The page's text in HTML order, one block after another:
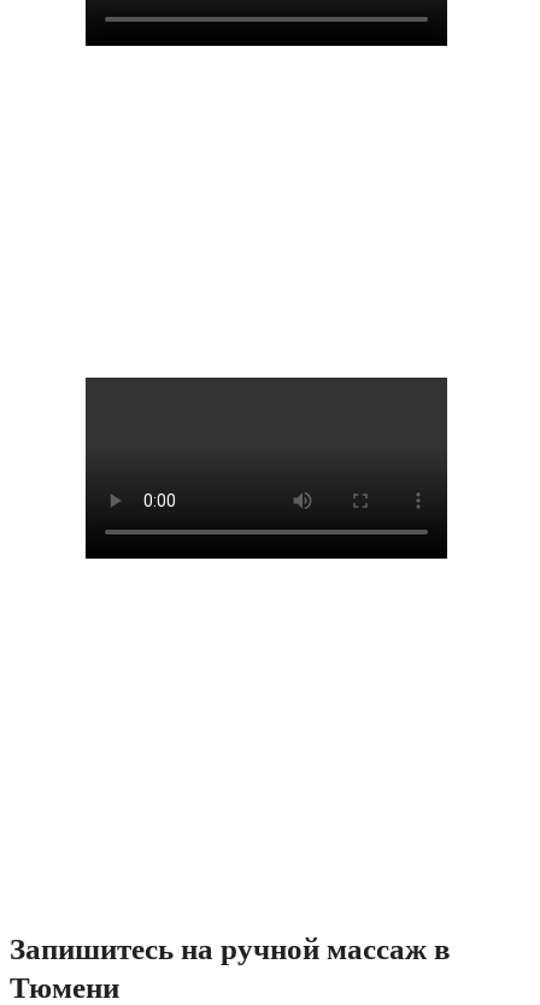
Запишитесь на ручной массаж в
Тюмени